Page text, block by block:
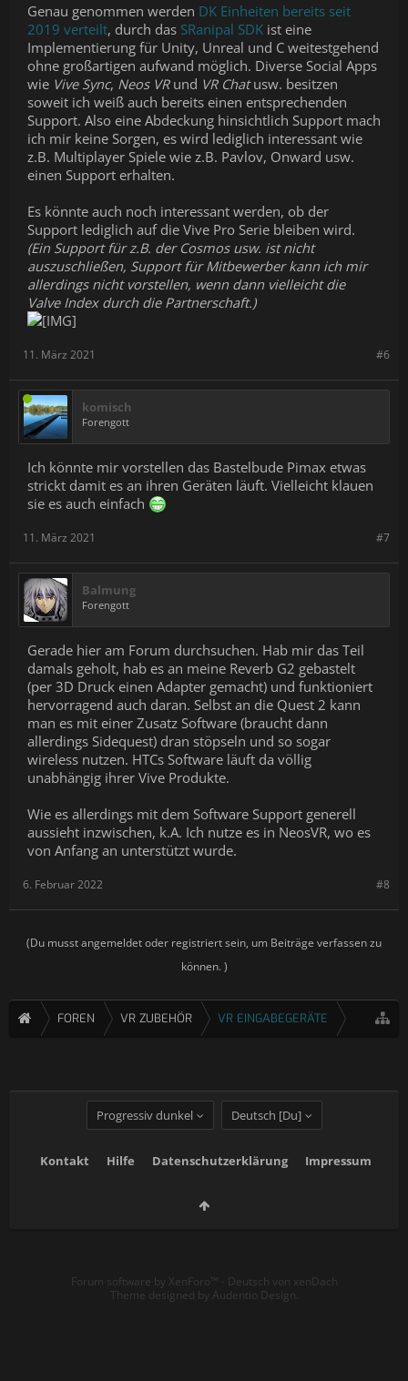
Genau genommen werden DK Einheiten bereits seit
2019 verteilt, durch das SRanipal SDK ist eine
Implementierung für Unity, Unreal und C weitestgehend
ohne großartigen aufwand möglich. Diverse Social Apps
wie Vive Sync, Neos VRund VR Chatusw. besitzen
soweit ich weiß auch bereits einen entsprechenden
Support. Also eine Abdeckung hinsichtlich Support mach
ich mir keine Sorgen, es wird lediglich interessant wie
z.B. Multiplayer Spiele wie z.B. Pavlov, Onward usw.
einen Support erhalten.
Es könnte auch noch interessant werden, ob der
Support lediglich auf die Vive Pro Serie bleiben wird.
(Ein Support für z.B. der Cosmos usw. ist nicht
auszuschließen, Support für Mitbewerber kann ich mir
allerdings nicht vorstellen, wenn dann vielleicht die
Valve Index durch die Partnerschaft.)
#6
11. März 2021
komisch
Forengott
Ich könnte mir vorstellen das Bastelbude Pimax etwas
strickt damit es an ihren Geräten läuft. Vielleicht klauen
sie es auch einfach
#7
11. März 2021
Balmung
Forengott
Gerade hier am Forum durchsuchen. Hab mir das Teil
damals geholt, hab es an meine Reverb G2 gebastelt
(per 3D Druck einen Adapter gemacht) und funktioniert
hervorragend auch daran. Selbst an die Quest 2 kann
man es mit einer Zusatz Software (braucht dann
allerdings Sidequest) dran stöpseln und so sogar
wireless nutzen. HTCs Software läuft da völlig
unabhängig ihrer Vive Produkte.
Wie es allerdings mit dem Software Support generell
aussieht inzwischen, k.A. Ich nutze es in NeosVR, wo es
von Anfang an unterstützt wurde.
#8
6. Februar 2022
(Du musst angemeldet oder registriert sein, um Beiträge verfassen zu
können. )
FOREN VR ZUBEHÖR VR EINGABEGERÄTE
Progressiv dunkel Deutsch [Du]
Kontakt Hilfe Datenschutzerklärung Impressum
Forum software by XenForo™ - Deutsch von xenDach
Theme designed by Audentio Design.